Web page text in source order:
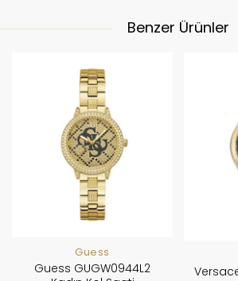
Benzer Ürünler
Guess
Guess GUGW0944L2